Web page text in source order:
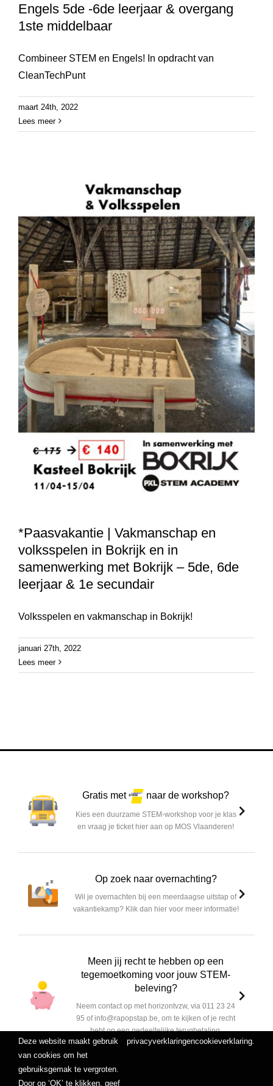
Engels 5de -6de leerjaar & overgang
1ste middelbaar
Combineer STEM en Engels! In opdracht van
CleanTechPunt
maart 24th, 2022
Lees meer
*Paasvakantie | Vakmanschap en
volksspelen in Bokrijk en in
samenwerking met Bokrijk – 5de, 6de
leerjaar & 1e secundair
Volksspelen en vakmanschap in Bokrijk!
januari 27th, 2022
Lees meer
Gratis met naar de workshop?
Kies een duurzame STEM-workshop voor je klas
en vraag je ticket hier aan op MOS Vlaanderen!
Op zoek naar overnachting?
Wil je overnachten bij een meerdaagse uitstap of
vakantiekamp? Klik dan hier voor meer informatie!
Meen jij recht te hebben op een
tegemoetkoming voor jouw STEM-
beleving?
Neem contact op met horizontvzw, via 011 23 24
95 of info@rapopstap.be, om te kijken of je recht
hebt op een gedeeltelijke terugbetaling.
Deze website maakt gebruik
van cookies om het
gebruiksgemak te vergroten.
Door op ‘OK’ te klikken, geef
privacyverklaringencookieverklaring.